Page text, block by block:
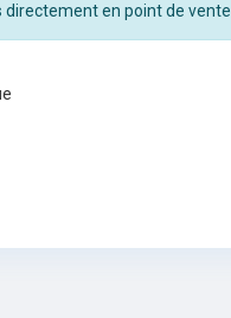
en point de vente.